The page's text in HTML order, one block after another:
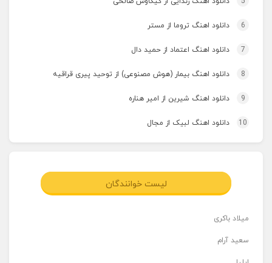
6 دانلود اهنگ تروما از مستر
7 دانلود اهنگ اعتماد از حمید دال
8 دانلود اهنگ بیمار (هوش مصنوعی) از توحید پیری قراقیه
9 دانلود اهنگ شیرین از امیر هناره
10 دانلود اهنگ لبیک از مجال
لیست خوانندگان
میلاد باکری
سعید آرام